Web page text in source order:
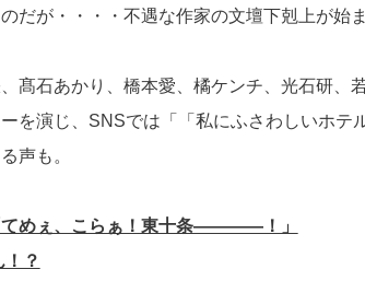
だが・・・・不遇な作家の文壇下剋上が始ま
髙石あかり、橋本愛、橘ケンチ、光石研、
を演じ、SNSでは「「私にふさわしいホテ
声も。
てめぇ、こらぁ！東十条――――！」
？